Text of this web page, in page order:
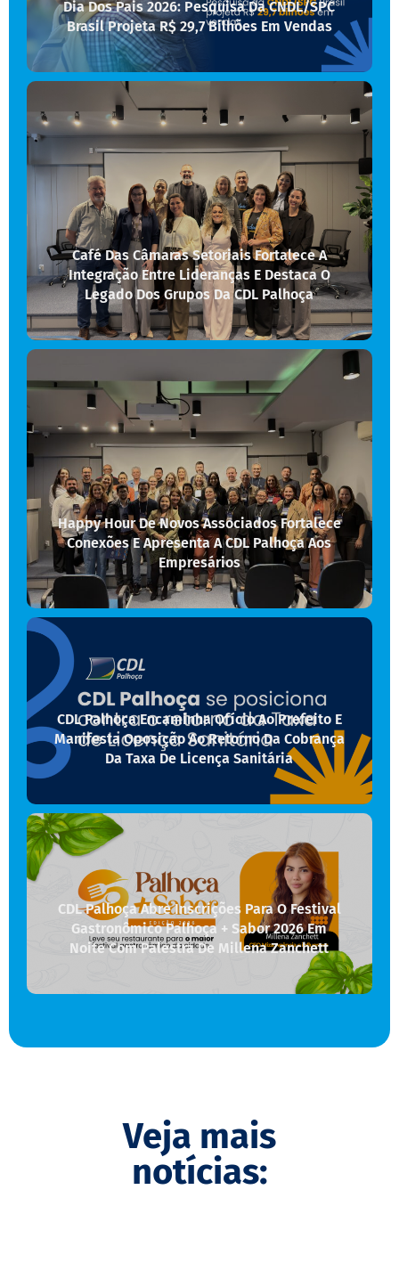
Dia Dos Pais 2026: Pesquisa Da CNDL/SPC
Brasil Projeta R$ 29,7 Bilhões Em Vendas
Café Das Câmaras Setoriais Fortalece A
Integração Entre Lideranças E Destaca O
Legado Dos Grupos Da CDL Palhoça
Happy Hour De Novos Associados Fortalece
Conexões E Apresenta A CDL Palhoça Aos
Empresários
CDL Palhoça Encaminha Ofício Ao Prefeito E
Manifesta Oposição Ao Retorno Da Cobrança
Da Taxa De Licença Sanitária
CDL Palhoça Abre Inscrições Para O Festival
Gastronômico Palhoça + Sabor 2026 Em
Noite Com Palestra De Millena Zanchett
Veja mais
notícias: